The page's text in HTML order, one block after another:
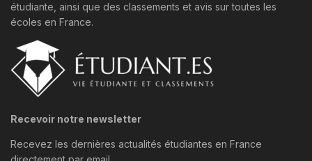
étudiante, ainsi que des classements et avis sur toutes les
écoles en France.
Recevoir notre newsletter
Recevez les dernières actualités étudiantes en France